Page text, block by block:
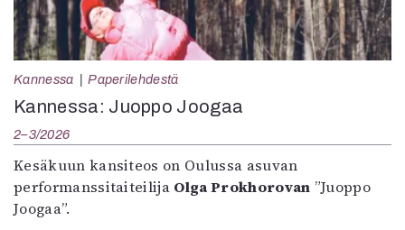
Kannessa Paperilehdestä
Kannessa: Juoppo Joogaa
2–3/2026
Kesäkuun kansiteos on Oulussa asuvan
performanssitaiteilija Olga Prokhorovan ”Juoppo
Joogaa”.